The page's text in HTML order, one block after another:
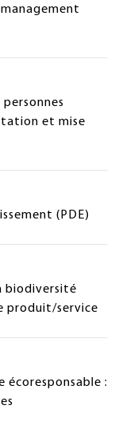
et mise
(PDE)
biodiversité
produit/service
écoresponsable :